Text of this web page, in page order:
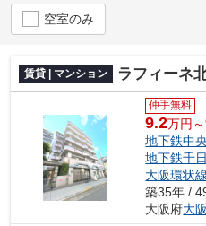
空室のみ
賃貸 | マンション ラフィーネ
仲手無料
9.2万円～
地下鉄中
地下鉄千
大阪環状線
築35年 /
大阪府大